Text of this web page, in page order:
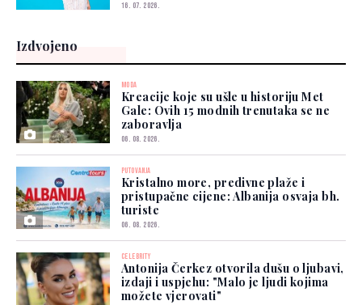
16. 07. 2026.
Izdvojeno
MODA
Kreacije koje su ušle u historiju Met
Gale: Ovih 15 modnih trenutaka se ne
zaboravlja
06. 08. 2026.
PUTOVANJA
Kristalno more, predivne plaže i
pristupačne cijene: Albanija osvaja bh.
turiste
06. 08. 2026.
CELEBRITY
Antonija Čerkez otvorila dušu o ljubavi,
izdaji i uspjehu: "Malo je ljudi kojima
možete vjerovati"